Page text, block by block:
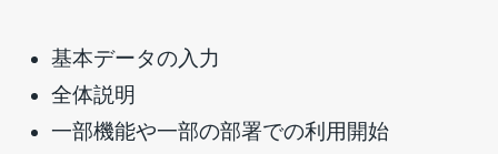
基本データの入力
全体説明
一部機能や一部の部署での利用開始